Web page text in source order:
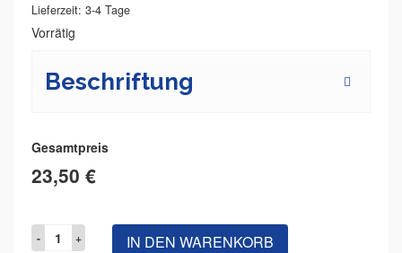
Lieferzeit: 3-4 Tage
Vorrätig
Beschriftung
Gesamtpreis
23,50 €
IN DEN WARENKORB